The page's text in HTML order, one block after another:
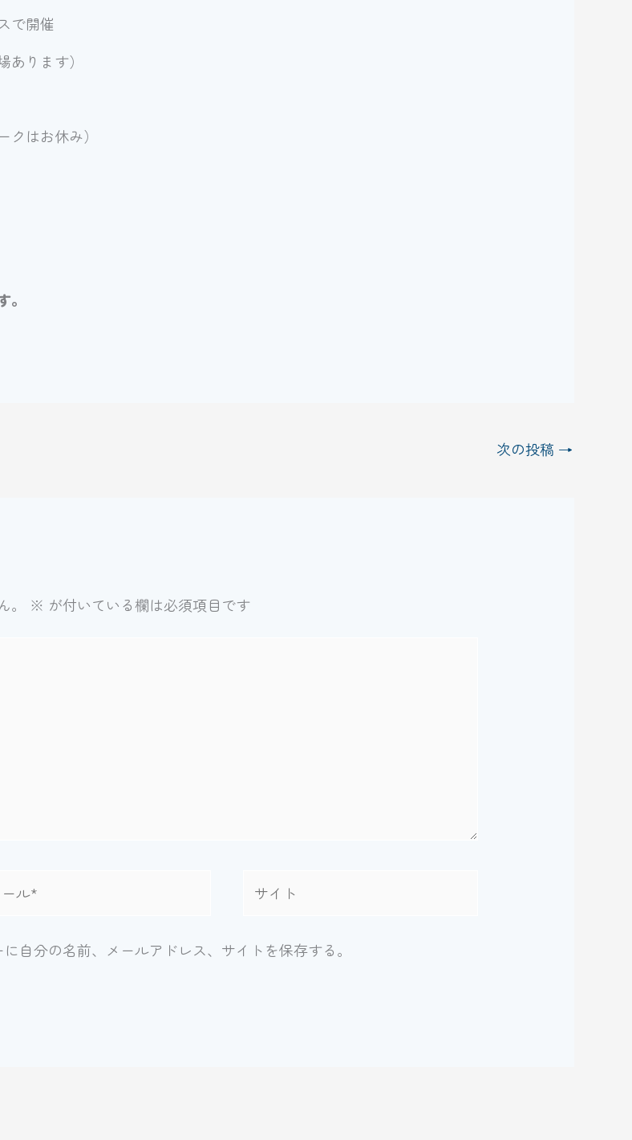
で開催
ります）
はお休み）
次の投稿 →
※ が付いている欄は必須項目です
自分の名前、メールアドレス、サイトを保存する。